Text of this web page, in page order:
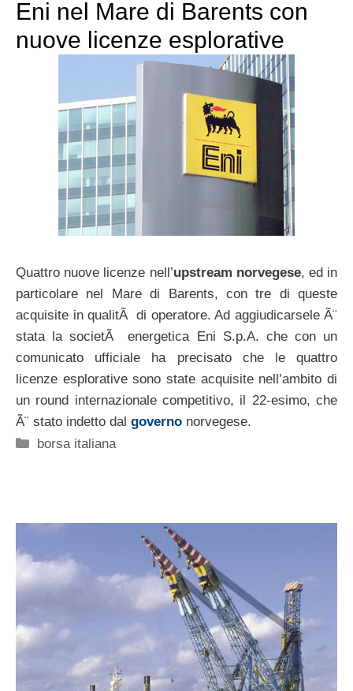
Eni nel Mare di Barents con
nuove licenze esplorative
Quattro nuove licenze nell’upstream norvegese, ed in
particolare nel Mare di Barents, con tre di queste
acquisite in qualitÃ di operatore. Ad aggiudicarsele Ã¨
stata la societÃ energetica Eni S.p.A. che con un
comunicato ufficiale ha precisato che le quattro
licenze esplorative sono state acquisite nell’ambito di
un round internazionale competitivo, il 22-esimo, che
Ã¨ stato indetto dal governo norvegese.
Categorie
borsa italiana